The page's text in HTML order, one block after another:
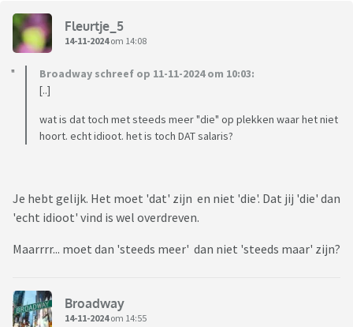
Fleurtje_5
14-11-2024om 14:08
Broadway schreef op 11-11-2024 om 10:03:
[..]
wat is dat toch met steeds meer "die" op plekken waar het niet
hoort. echt idioot. het is toch DAT salaris?
Je hebt gelijk. Het moet 'dat' zijn en niet 'die'. Dat jij 'die' dan
'echt idioot' vind is wel overdreven.
Maarrrr... moet dan 'steeds meer' dan niet 'steeds maar' zijn?
Broadway
14-11-2024om 14:55